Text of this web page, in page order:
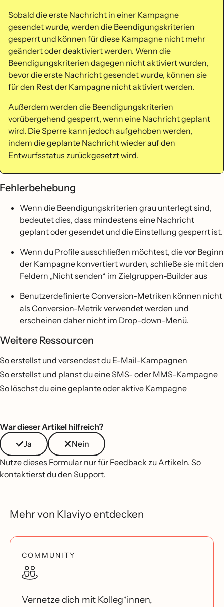
Sobald die erste Nachricht in einer Kampagne
gesendet wurde, werden die Beendigungskriterien
gesperrt und können für diese Kampagne nicht mehr
geändert oder deaktiviert werden. Wenn die
Beendigungskriterien dagegen nicht aktiviert wurden,
bevor die erste Nachricht gesendet wurde, können sie
für den Rest der Kampagne nicht aktiviert werden.
Außerdem werden die Beendigungskriterien
vorübergehend gesperrt, wenn eine Nachricht geplant
wird. Die Sperre kann jedoch aufgehoben werden,
indem die geplante Nachricht wieder auf den
Entwurfsstatus zurückgesetzt wird.
Fehlerbehebung
Wenn die Beendigungskriterien grau unterlegt sind,
bedeutet dies, dass mindestens eine Nachricht
geplant oder gesendet und die Einstellung gesperrt ist.
Wenn du Profile ausschließen möchtest, dievor Beginn
der Kampagne konvertiert wurden, schließe sie mit den
Feldern „Nicht senden“ im Zielgruppen-Builder aus
Benutzerdefinierte Conversion-Metriken können nicht
als Conversion-Metrik verwendet werden und
erscheinen daher nicht im Drop-down-Menü.
Weitere Ressourcen
So erstellst und versendest du E-Mail-Kampagnen
So erstellst und planst du eine SMS- oder MMS-Kampagne
So löschst du eine geplante oder aktive Kampagne
War dieser Artikel hilfreich?
Ja
Nein
Nutze dieses Formular nur für Feedback zu Artikeln. So
kontaktierst du den Support.
Mehr von Klaviyo entdecken
COMMUNITY
Vernetze dich mit Kolleg*innen,